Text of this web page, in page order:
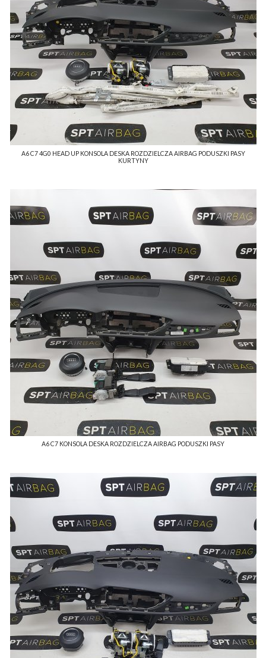
A6 C7 4G0 HEAD UP KONSOLA DESKA ROZDZIELCZA AIRBAG PODUSZKI PASY
KURTYNY
A6 C7 KONSOLA DESKA ROZDZIELCZA AIRBAG PODUSZKI PASY